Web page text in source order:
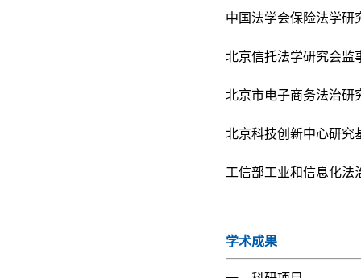
中国法学会保险法学研
北京信托法学研究会监
北京市电子商务法治研
北京科技创新中心研究
工信部工业和信息化法
学术成果